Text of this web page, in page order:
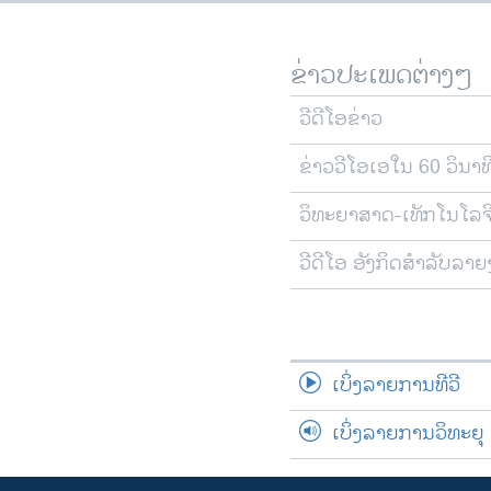
ຂ່າວປະເພດຕ່າງໆ
ວີດີໂອຂ່າວ
ຂ່າວວີໂອເອໃນ 60 ວິນາ
ວິທະຍາສາດ-ເທັກໂນໂລ
ວີດີໂອ ອັງກິດສຳລັບລາຍ
ເບິ່ງລາຍການທີວີ
ເບິ່ງລາຍການວິທະຍຸ